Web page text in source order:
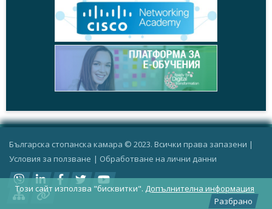
Българска стопанска камара © 2023. Всички права запазени |
Условия за ползване | Oбработване на лични данни
Този сайт използва "бисквитки". Допълнителна информация
Разбрано